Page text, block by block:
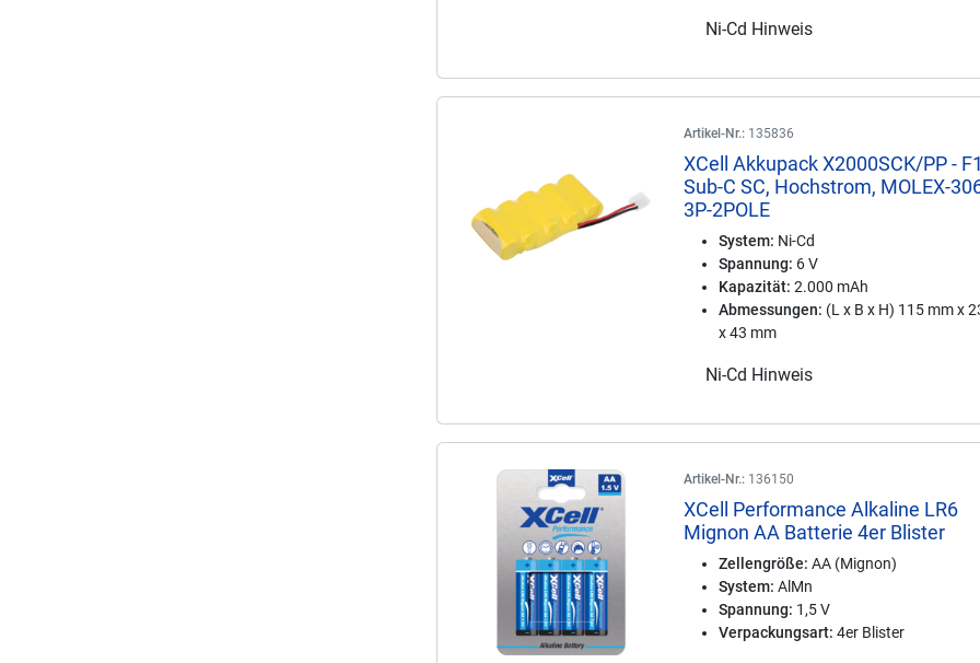
Ni-Cd Hinweis
Artikel-Nr.: 135836
XCell Akkupack X2000SCK/PP -
Sub-C SC, Hochstrom, MOLEX-
3P-2POLE
System: Ni-Cd
Spannung: 6 V
Kapazität: 2.000 mAh
Abmessungen: (L x B x H) 115 mm x
x 43 mm
Ni-Cd Hinweis
Artikel-Nr.: 136150
XCell Performance Alkaline LR6
Mignon AA Batterie 4er Blister
Zellengröße: AA (Mignon)
System: AlMn
Spannung: 1,5 V
Verpackungsart: 4er Blister